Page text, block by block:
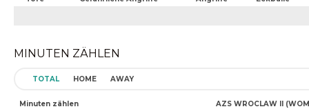
MINUTEN ZÄHLEN
TOTAL HOME AWAY
Minuten zählen AZS WROCLAW II